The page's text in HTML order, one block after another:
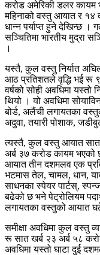
करोड अमेरिकी डलर कायम
महिनाको वस्तु आयात र १४
धान्न पर्याप्त हुने देखिन्छ ।
सञ्चितिमा भारतीय मुद्रा
।
यस्तै, कुल वस्तु निर्यात
आठ प्रतिशतले वृद्धि भई रू
वर्षको सोही अवधिमा
थियो । यो अवधिमा
बोर्ड, अलैंची लगायतका
अदुवा, तयारी पोशाक,
त्यस्तै, कुल वस्तु आयात
अर्ब ३७ करोड कायम भएको
आयात तीन दशमलव एक
भटमास तेल, चामल, धान,
साधनका स्पेयर पार्टस्,
बढेको छ भने पेट्रोलियम
लगायतका वस्तुको आयात
समीक्षा अवधिमा कुल वस्तु
रू सात खर्ब २३ अर्ब ५८
अवधिमा यस्तो घाटा दुई